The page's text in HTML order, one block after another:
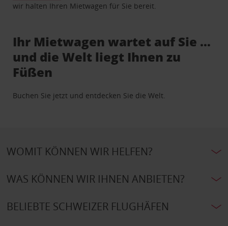
wir halten Ihren Mietwagen für Sie bereit.
Ihr Mietwagen wartet auf Sie …
und die Welt liegt Ihnen zu
Füßen
Buchen Sie jetzt und entdecken Sie die Welt.
WOMIT KÖNNEN WIR HELFEN?
WAS KÖNNEN WIR IHNEN ANBIETEN?
BELIEBTE SCHWEIZER FLUGHÄFEN